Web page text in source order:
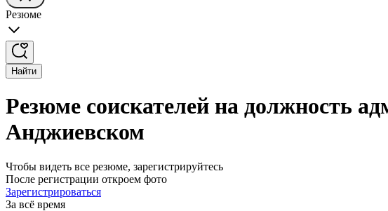
Резюме
Найти
Резюме соискателей на должность
Анджиевском
Чтобы видеть все резюме, зарегистрируйтесь
После регистрации откроем фото
Зарегистрироваться
За всё время